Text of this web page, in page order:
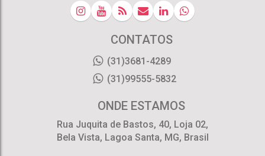
CONTATOS
(31)3681-4289
(31)99555-5832
ONDE ESTAMOS
Rua Juquita de Bastos, 40, Loja 02,
Bela Vista, Lagoa Santa, MG, Brasil